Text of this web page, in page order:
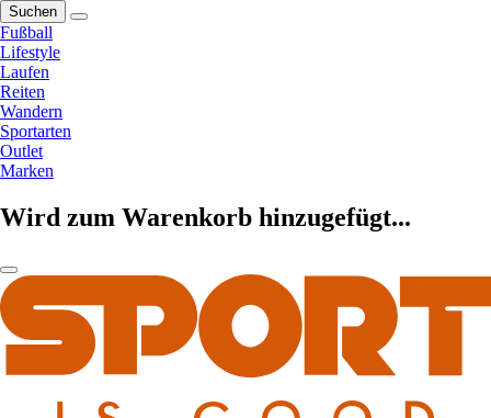
Suchen
Fußball
Lifestyle
Laufen
Reiten
Wandern
Sportarten
Outlet
Marken
Wird zum Warenkorb hinzugefügt...